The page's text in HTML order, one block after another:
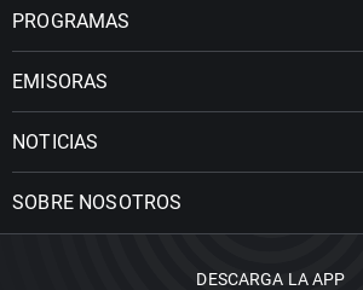
PROGRAMAS
EMISORAS
NOTICIAS
SOBRE NOSOTROS
DESCARGA LA APP